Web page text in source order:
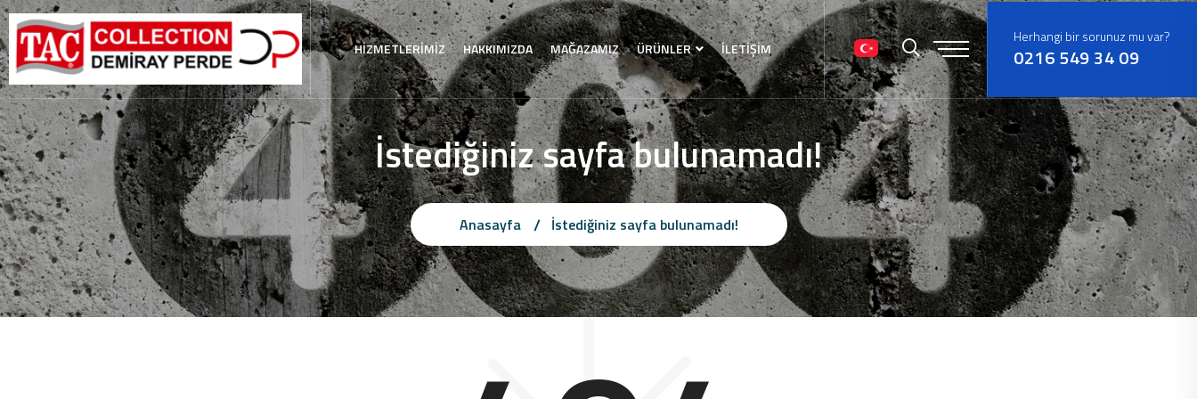
HİZMETLERİMİZ HAKKIMIZDA MAĞAZAMIZ ÜRÜNLER İLETİŞİM
Herhangi bir sorunuz mu var?
0216 549 34 09
İstediğiniz sayfa bulunamadı!
Anasayfa İstediğiniz sayfa bulunamadı!